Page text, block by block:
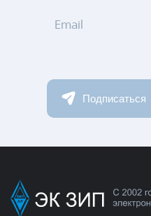
Email
Подписаться